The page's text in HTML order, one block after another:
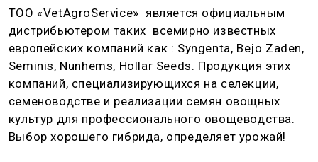
ТОО «VetAgroService» является официальным
дистрибьютером таких всемирно известных
европейских компаний как : Syngenta, Bejo Zaden,
Seminis, Nunhems, Hollar Seeds. Продукция этих
компаний, специализирующихся на селекции,
семеноводстве и реализации семян овощных
культур для профессионального овощеводства.
Выбор хорошего гибрида, определяет урожай!